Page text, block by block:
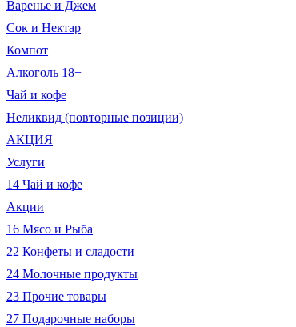
Варенье и Джем
Сок и Нектар
Компот
Алкоголь 18+
Чай и кофе
Неликвид (повторные позиции)
АКЦИЯ
Услуги
14 Чай и кофе
Акции
16 Мясо и Рыба
22 Конфеты и сладости
24 Молочные продукты
23 Прочие товары
27 Подарочные наборы